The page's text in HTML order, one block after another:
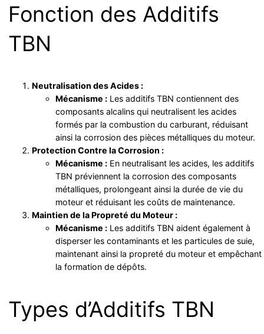
Fonction des Additifs
TBN
Neutralisation des Acides :
Mécanisme : Les additifs TBN contiennent des
composants alcalins qui neutralisent les acides
formés par la combustion du carburant, réduisant
ainsi la corrosion des pièces métalliques du moteur.
Protection Contre la Corrosion :
Mécanisme : En neutralisant les acides, les additifs
TBN préviennent la corrosion des composants
métalliques, prolongeant ainsi la durée de vie du
moteur et réduisant les coûts de maintenance.
Maintien de la Propreté du Moteur :
Mécanisme : Les additifs TBN aident également à
disperser les contaminants et les particules de suie,
maintenant ainsi la propreté du moteur et empêchant
la formation de dépôts.
Types d’Additifs TBN